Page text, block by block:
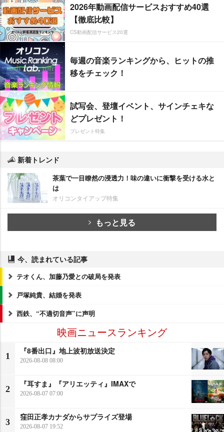
2026年動画配信サービスおすすめ40選
【徹底比較】
CS動画配信サービス20選
毎週の音楽ランキングから、ヒットの推
移をチェック！
試写会、登壇イベント、サインチェキな
どプレゼント！
プレゼント特集
新着トレンド
茶葉で一目瞭然の浸透力！味の違いに衝撃を受ける水と
は
オリコンタイアップ特集
もっと見る
今、読まれている記事
テオくん、加藤乃愛との破局を発表
戸塚純貴、結婚を発表
西鉄、“不適切音声”に声明
映画ニュースランキング
1
『8番出口』地上波初放送決定
2026-08-08 08:00
2
『耳すま』『アリエッティ』IMAXで
2026-08-07 07:00
3
窪田正孝カナダからサプライズ登場
2026-08-07 19:52